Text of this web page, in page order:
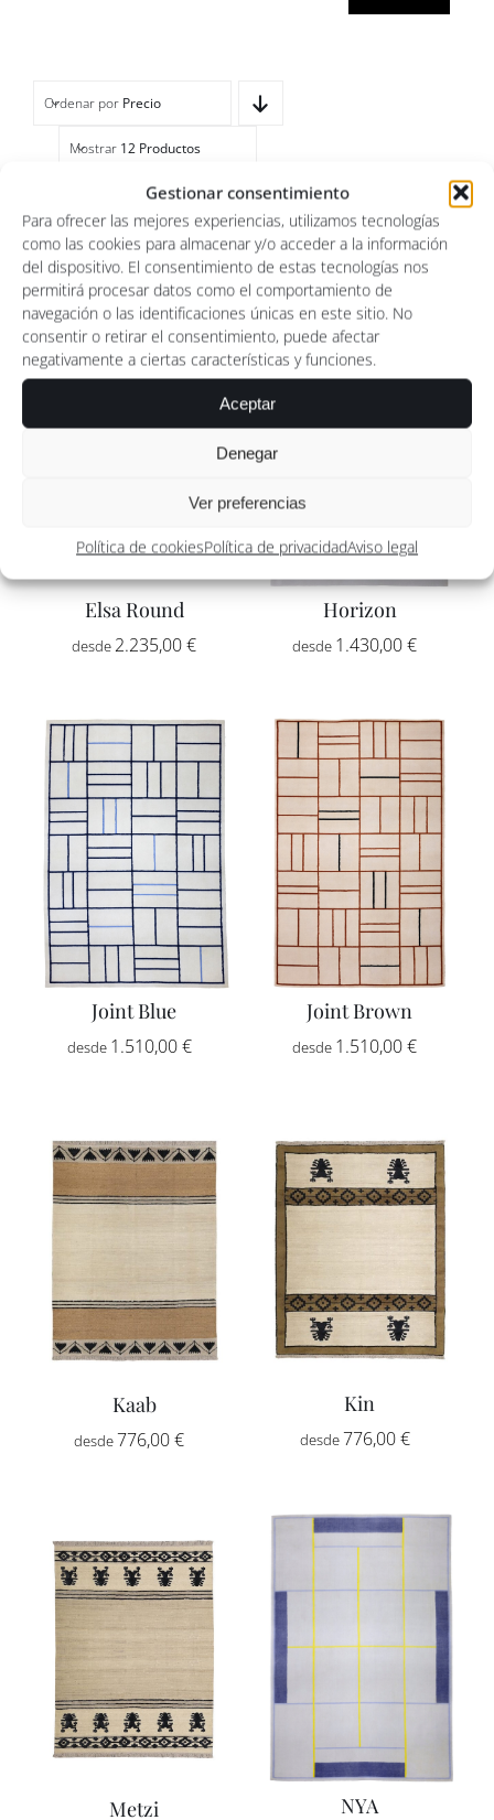
Gestionar consentimiento
Para ofrecer las mejores experiencias, utilizamos tecnologías
como las cookies para almacenar y/o acceder a la información
del dispositivo. El consentimiento de estas tecnologías nos
permitirá procesar datos como el comportamiento de
navegación o las identificaciones únicas en este sitio. No
consentir o retirar el consentimiento, puede afectar
negativamente a ciertas características y funciones.
Aceptar
Denegar
Ver preferencias
Política de cookiesPolítica de privacidadAviso legal
Ordenar por Precio
Mostrar 12 Productos

Cualquier Forma

Cualquier Medida
Elsa Round
2.235,00€
Horizon
1.430,00€
desde
hasta
Joint Blue
1.510,00€
desde
1.510,00 €
hasta
2.555,00 €
Joint Brown
1.510,00€
desde
hasta
Kaab
776,00€
776,00 €
hasta
2.592,00 €
Kin
776,00€
hasta
2.592,00
Metzi NYA